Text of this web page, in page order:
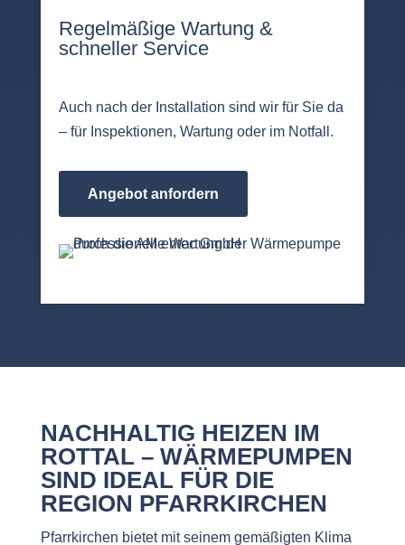
Regelmäßige Wartung &
schneller Service
Auch nach der Installation sind wir für Sie da
– für Inspektionen, Wartung oder im Notfall.
Angebot anfordern
NACHHALTIG HEIZEN IM
ROTTAL – WÄRMEPUMPEN
SIND IDEAL FÜR DIE
REGION PFARRKIRCHEN
Pfarrkirchen bietet mit seinem gemäßigten Klima